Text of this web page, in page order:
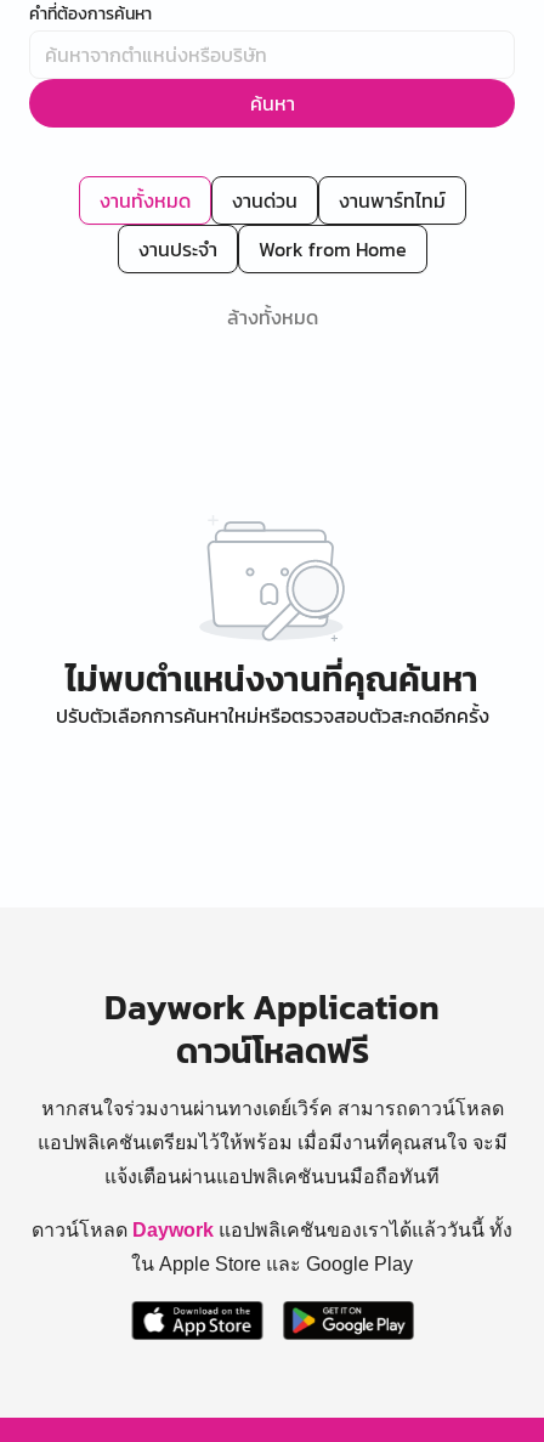
คำที่ต้องการค้นหา
ค้นหา
งานทั้งหมด งานด่วน
งานพาร์ทไทม์
งานประจำ
Work from Home
ล้างทั้งหมด
ไม่พบตำแหน่งงานที่คุณค้นหา
ปรับตัวเลือกการค้นหาใหม่หรือตรวจสอบตัวสะกดอีกครั้ง
Daywork Application
ดาวน์โหลดฟรี
หากสนใจร่วมงานผ่านทางเดย์เวิร์ค สามารถดาวน์โหลด
แอปพลิเคชันเตรียมไว้ให้พร้อม เมื่อมีงานที่คุณสนใจ จะมี
แจ้งเตือนผ่านแอปพลิเคชันบนมือถือทันที
ดาวน์โหลด Daywork แอปพลิเคชันของเราได้แล้ววันนี้ ทั้ง
ใน Apple Store และ Google Play